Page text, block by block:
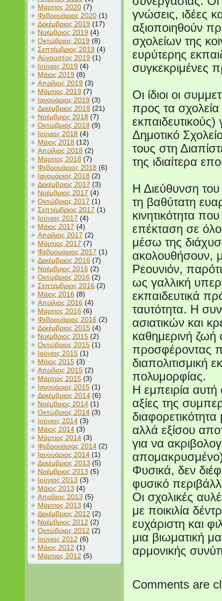
Μάρτιος 2020(7)
Φεβρουάριος 2020(1)
Δεκέμβριος 2019(17)
Νοέμβριος 2019(4)
Οκτώβριος 2019(8)
Σεπτέμβριος 2019(4)
Αύγουστος 2019(1)
Ιούνιος 2019(4)
Μάιος 2019(8)
Απρίλιος 2019(3)
Μάρτιος 2019(7)
Ιανουάριος 2019(3)
Δεκέμβριος 2018(21)
Νοέμβριος 2018(7)
Οκτώβριος 2018(9)
Ιούνιος 2018(4)
Μάιος 2018(12)
Απρίλιος 2018(2)
Μάρτιος 2018(7)
Φεβρουάριος 2018(6)
Ιανουάριος 2018(2)
Δεκέμβριος 2017 (3)
Νοέμβριος 2017(4)
Οκτώβριος 2017(1)
Σεπτέμβριος 2017 (1)
Ιούνιος 2017 (4)
Μάιος 2017 (4)
Απρίλιος 2017 (2)
Μάρτιος 2017 (7)
Φεβρουάριος 2017(1)
Δεκέμβριος 2016(7)
Νοέμβριος 2016(2)
Οκτώβριος 2016(2)
Σεπτέμβριος 2016(2)
Μάιος 2016(8)
Απρίλιος 2016(4)
Μάρτιος 2016(6)
Φεβρουάριος 2016(2)
Δεκέμβριος 2015(4)
Νοέμβριος 2015(2)
Οκτώβριος 2015(1)
Ιούνιος 2015(1)
Μάιος 2015(3)
Απρίλιος 2015(2)
Μάρτιος 2015(3)
Ιανουάριος 2015(1)
Δεκέμβριος 2014(6)
Νοέμβριος 2014(1)
Οκτώβριος 2014(3)
Ιούνιος 2014(3)
Μάιος 2014(3)
Μάρτιος 2014(3)
Φεβρουάριος 2014(2)
Ιανουάριος 2014(1)
Δεκέμβριος 2013 (5)
Νοέμβριος 2013(5)
Ιούνιος 2013(3)
Μάιος 2013(4)
Απρίλιος 2013 (5)
Μάρτιος 2013 (4)
Δεκέμβριος 2012 (2)
Νοέμβριος 2012 (2)
Οκτώβριος 2012 (2)
Ιούνιος 2012 (6)
Μάιος 2012 (1)
Μάρτιος 2012 (5)
γνώσεις, ιδέες
αξιοποιηθούν
σχολείων της
ευρύτερης
συγκεκριμένες
Οι ίδιοι οι
προς τα σχολεία
Δημοτικό
τους στη
της ιδιαίτερα
Η Διεύθυνση
τη βαθύτατη
κινητικότητα
επέκταση σε
μέσω της
ακολουθήσουν,
Ρεουνιόν,
ως γαλλική
εκπαιδευτικά
ταυτότητα. Η
ασιατικών και
καθημερινή ζωή
προσφέροντας
διαπολιτισμική
πολυμορφίας.
Η εμπειρία
αξίες της
αλλά εξίσου
για να
Φυσικά, δεν
φυσικό
Οι σχολικές
με ποικιλία
ευχάριστη και
μια βιωματική
αρμονικής
Comments are